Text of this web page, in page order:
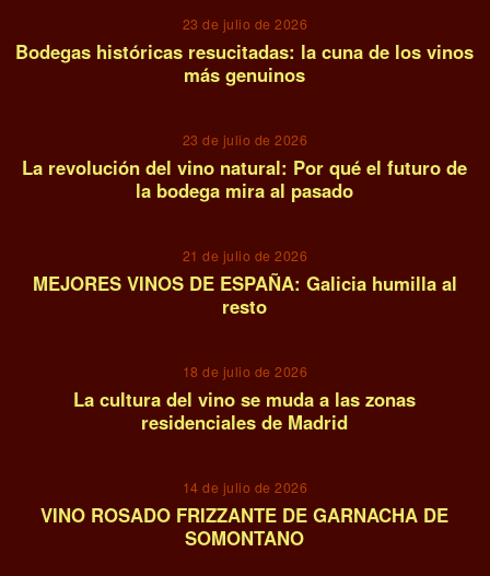
23 de julio de 2026
Bodegas históricas resucitadas: la cuna de los vinos
más genuinos
23 de julio de 2026
La revolución del vino natural: Por qué el futuro de
la bodega mira al pasado
21 de julio de 2026
MEJORES VINOS DE ESPAÑA: Galicia humilla al
resto
18 de julio de 2026
La cultura del vino se muda a las zonas
residenciales de Madrid
14 de julio de 2026
VINO ROSADO FRIZZANTE DE GARNACHA DE
SOMONTANO